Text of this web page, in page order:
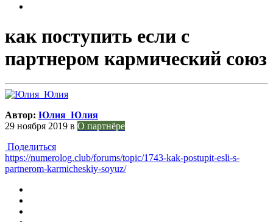
как поступить если с
партнером кармический союз
Автор: Юлия_Юлия
29 ноября 2019 в О партнёре
Поделиться
https://numerolog.club/forums/topic/1743-kak-postupit-esli-s-
partnerom-karmicheskiy-soyuz/